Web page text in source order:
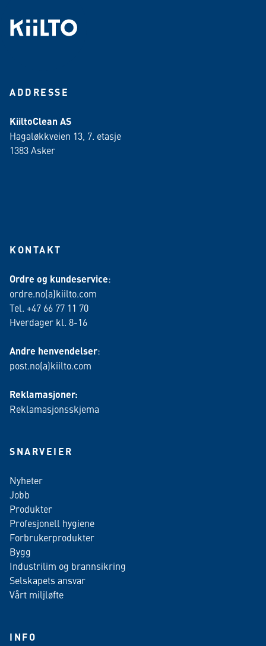
ADDRESSE
KiiltoClean AS
Hagaløkkveien 13, 7. etasje
1383 Asker
KONTAKT
Ordre og kundeservice:
ordre.no(a)kiilto.com
Tel. +47 66 77 11 70
Hverdager kl. 8-16
Andre henvendelser:
post.no(a)kiilto.com
Reklamasjoner:
Reklamasjonsskjema
SNARVEIER
Nyheter
Jobb
Produkter
Profesjonell hygiene
Forbrukerprodukter
Bygg
Industrilim og brannsikring
Selskapets ansvar
Vårt miljløfte
INFO